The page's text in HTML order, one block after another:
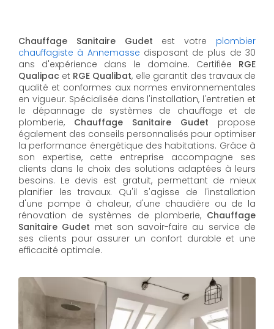
Chauffage Sanitaire Gudet est votre plombier
chauffagiste à Annemasse disposant de plus de 30
ans d'expérience dans le domaine. Certifiée RGE
Qualipac et RGE Qualibat, elle garantit des travaux de
qualité et conformes aux normes environnementales
en vigueur. Spécialisée dans l'installation, l'entretien et
le dépannage de systèmes de chauffage et de
plomberie, Chauffage Sanitaire Gudet propose
également des conseils personnalisés pour optimiser
la performance énergétique des habitations. Grâce à
son expertise, cette entreprise accompagne ses
clients dans le choix des solutions adaptées à leurs
besoins. Le devis est gratuit, permettant de mieux
planifier les travaux. Qu'il s'agisse de l'installation
d'une pompe à chaleur, d'une chaudière ou de la
rénovation de systèmes de plomberie,Chauffage
Sanitaire Gudet met son savoir-faire au service de
ses clients pour assurer un confort durable et une
efficacité optimale.